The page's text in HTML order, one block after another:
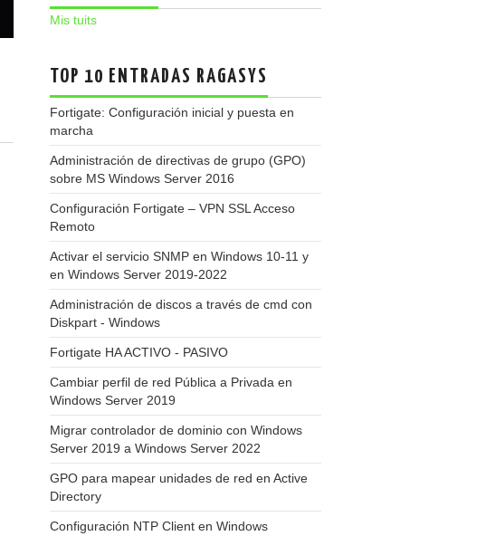
Mis tuits
TOP 10 ENTRADAS RAGASYS
Fortigate: Configuración inicial y puesta en
marcha
Administración de directivas de grupo (GPO)
sobre MS Windows Server 2016
Configuración Fortigate – VPN SSL Acceso
Remoto
Activar el servicio SNMP en Windows 10-11 y
en Windows Server 2019-2022
Administración de discos a través de cmd con
Diskpart - Windows
Fortigate HA ACTIVO - PASIVO
Cambiar perfil de red Pública a Privada en
Windows Server 2019
Migrar controlador de dominio con Windows
Server 2019 a Windows Server 2022
GPO para mapear unidades de red en Active
Directory
Configuración NTP Client en Windows